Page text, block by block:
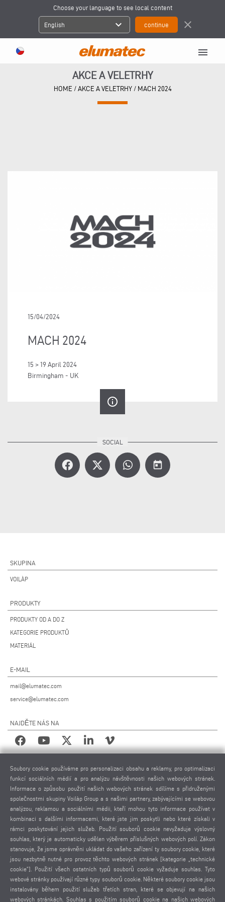
Choose your language to see local content
English expand_more close
menu
AKCE A VELETRHY
HOME / AKCE A VELETRHY/ MACH 2024
15/04/2024
MACH 2024
15 > 19 April 2024
Birmingham - UK
info_outline
today
SKUPINA
VOILÀP
PRODUKTY
PRODUKTY OD A DO Z
KATEGORIE PRODUKTŮ
MATERIÁL
E-MAIL
mail@elumatec.com
service@elumatec.com
NAJDĚTE NÁS NA
PRÁVNÍ UPOZORNĚNÍ
IMPRESUM
POUŽITÉ FOTOGRAFIE
OCHRANA OSOBNÍCH ÚDAJŮ
OCHRANA OSOBNÍCH ÚDAJŮ MEZINÁRODNĚ
VŠEOBECNÉ PODMÍNKY PRODEJE
DOHODA O DÁLKOVÉ ÚDRŽBĚ
NASTAVENÍ COOKIES
Soubory cookie používáme pro personalizaci obsahu a reklamy, pro optimalizaci
funkcí sociálních médií a pro analýzu návštěvnosti našich webových stránek.
Informace o způsobu použití našich webových stránek sdílíme s přidruženými
společnostmi skupiny Voilàp Group a s našimi partnery, zabývajícími se webovou
analýzou, reklamou a sociálními médii, kteří mohou tyto informace používat v
kombinaci s dalšími informacemi, které jste jim poskytli nebo které získali v
rámci poskytování jejich služeb. Použití souborů cookie nevyžaduje výslovný
souhlas, který je automaticky udělen výběrem příslušných webových polí. Zákon
stanovuje, že jsme oprávněni ukládat do vašeho zařízení ty soubory cookie, které
jsou nezbytně nutné pro provoz těchto webových stránek [kategorie „technické
cookie”]. Použití všech ostatních typů souborů cookie vyžaduje souhlas. Tyto
webové stránky používají různé typy souborů cookie. Některé soubory cookie jsou
instalovány během použití služeb třetích stran, které se objevují na našich
webových stránkách. Souhlas s použitím souborů cookie na našich webových